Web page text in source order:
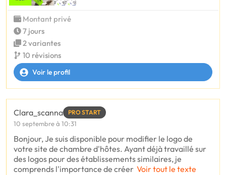
Montant privé
7 jours
2 variantes
10 révisions
Voir le profil
Clara_scanna PRO START
10 septembre à 10:31
Bonjour, Je suis disponible pour modifier le logo de
votre site de chambre d'hôtes. Ayant déjà travaillé sur
des logos pour des établissements similaires, je
comprends l'importance de créer Voir tout le texte